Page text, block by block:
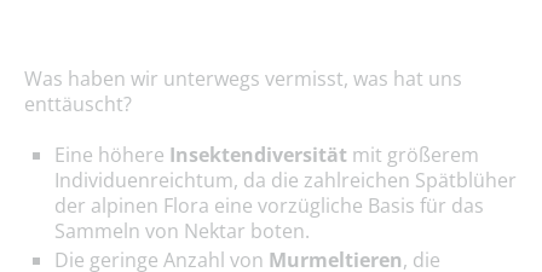
Was haben wir unterwegs vermisst, was hat uns
enttäuscht?
Eine höhere Insektendiversität mit größerem
Individuenreichtum, da die zahlreichen Spätblüher
der alpinen Flora eine vorzügliche Basis für das
Sammeln von Nektar boten.
Die geringe Anzahl von Murmeltieren, die